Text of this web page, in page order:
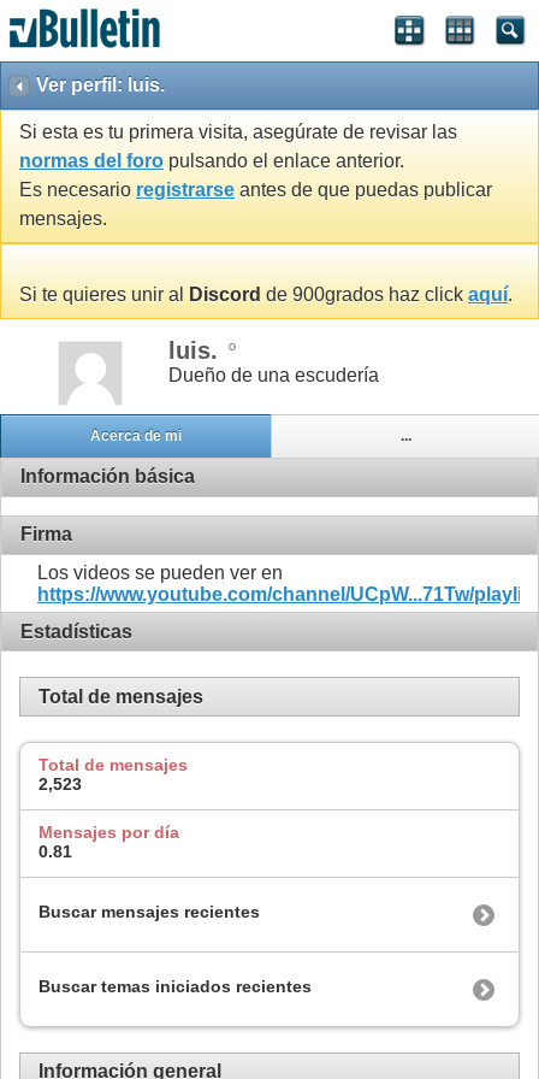
Ver perfil: luis.
Si esta es tu primera visita, asegúrate de revisar las
normas del foro pulsando el enlace anterior.
Es necesario registrarse antes de que puedas publicar
mensajes.
Si te quieres unir al Discord de 900grados haz click aquí.
luis.
Dueño de una escudería
Acerca de mi ...
Información básica
Firma
Los videos se pueden ver en
https://www.youtube.com/channel/UCpW...71Tw/
Estadísticas
Total de mensajes
Total de mensajes
2,523
Mensajes por día
0.81
Buscar mensajes recientes
Buscar temas iniciados recientes
Información general